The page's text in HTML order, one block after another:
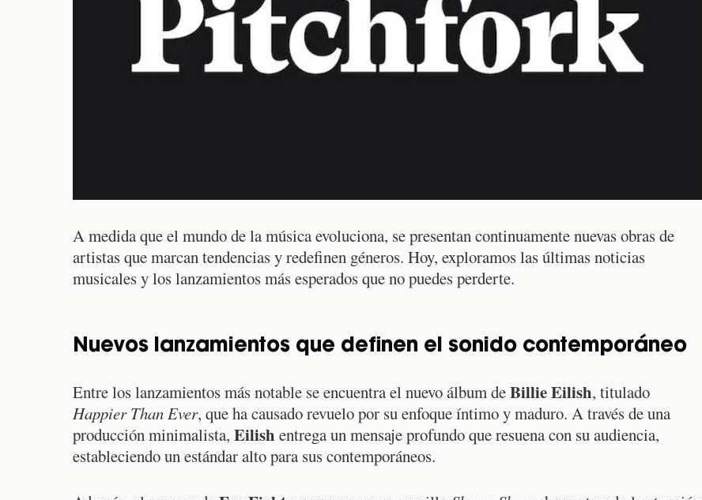
A medida que el mundo de la música evoluciona, se presentan continuamente nuevas obras de
artistas que marcan tendencias y redefinen géneros. Hoy, exploramos las últimas noticias
musicales y los lanzamientos más esperados que no puedes perderte.
Nuevos lanzamientos que definen el sonido contemporáneo
Entre los lanzamientos más notable se encuentra el nuevo álbum deBillie Eilish, titulado
Happier Than Ever, que ha causado revuelo por su enfoque íntimo y maduro. A través de una
producción minimalista, Eilish entrega un mensaje profundo que resuena con su audiencia,
estableciendo un estándar alto para sus contemporáneos.